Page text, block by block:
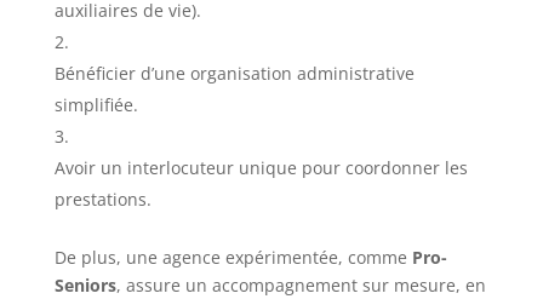
auxiliaires de vie).
Bénéficier d’une organisation administrative
simplifiée.
Avoir un interlocuteur unique pour coordonner les
prestations.
De plus, une agence expérimentée, comme Pro-
Seniors, assure un accompagnement sur mesure, en